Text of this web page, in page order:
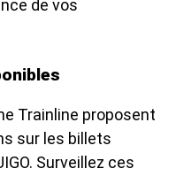
de vos
Trainline proposent
sur les billets
Surveillez ces